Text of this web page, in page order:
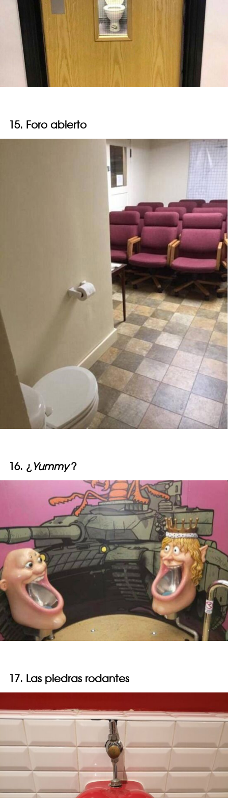
15. Foro abierto
16. ¿Yummy?
17. Las piedras rodantes